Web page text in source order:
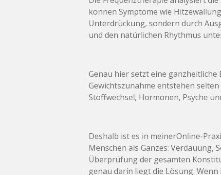
können Symptome wie
Unterdrückung, sondern durch
und den natürlichen Rhythmus
Genau hier setzt eine
Gewichtszunahme entstehen
Stoffwechsel, Hormonen, Psyche
Deshalb ist es in meinerOnline-
Menschen als Ganzes: Verdauung,
Überprüfung der gesamten
genau darin liegt die Lösung.